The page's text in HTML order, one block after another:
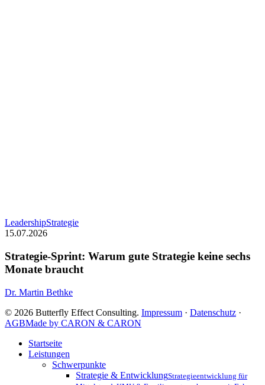
LeadershipStrategieStrategie-
gute
Strategie
keine
braucht
15.07.2026
Strategie-Sprint: Warum gute Strategie keine sechs
Monate braucht
Dr. Martin Bethke
© 2026 Butterfly Effect Consulting. Impressum · Datenschutz ·
AGBMade by CARON & CARON
Close
Menu
Startseite
Leistungen
Schwerpunkte
Strategie & EntwicklungStrategieentwicklung für